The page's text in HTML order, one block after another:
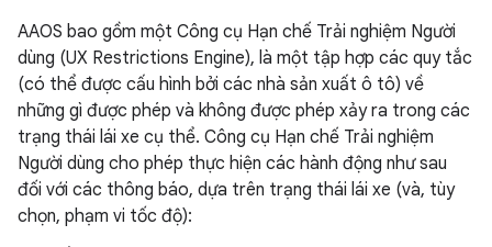
AAOS bao gồm một Công cụ Hạn chế Trải nghiệm Người
dùng (UX Restrictions Engine), là một tập hợp các quy tắc
(có thể được cấu hình bởi các nhà sản xuất ô tô) về
những gì được phép và không được phép xảy ra trong các
trạng thái lái xe cụ thể. Công cụ Hạn chế Trải nghiệm
Người dùng cho phép thực hiện các hành động như sau
đối với các thông báo, dựa trên trạng thái lái xe (và, tùy
chọn, phạm vi tốc độ):